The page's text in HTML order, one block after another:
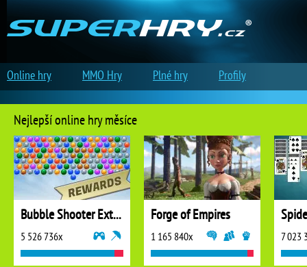
Nejlepší online hry měsíce
Bubble Shooter Extreme
5 526 736x
Forge of Empires
1 165 840x 7 023
Online hry MMO Hry Plné hry Profily